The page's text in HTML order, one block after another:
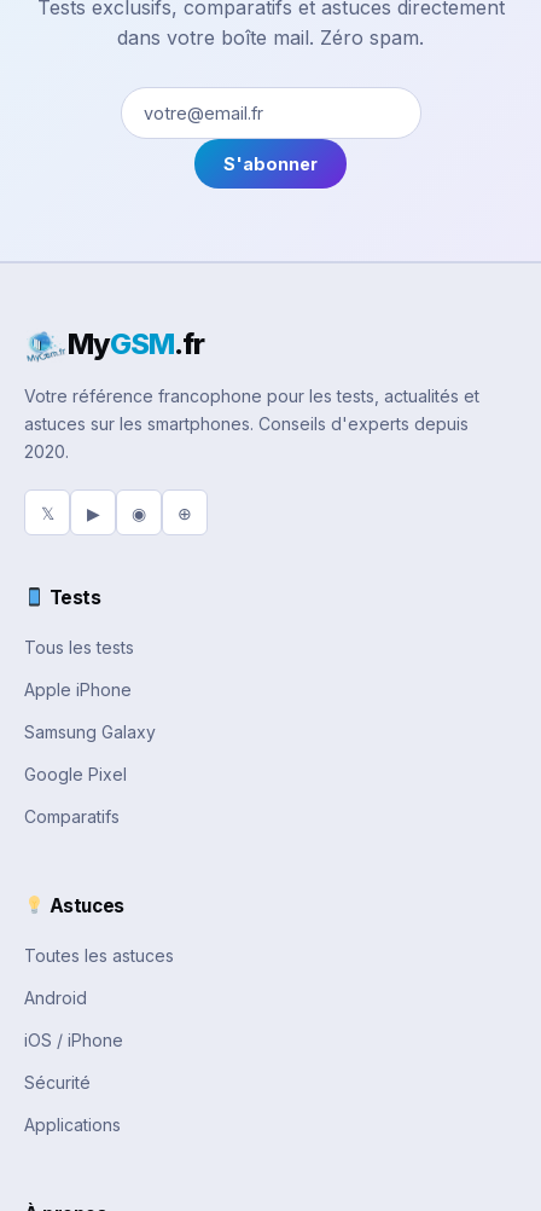
Tests exclusifs, comparatifs et astuces directement
dans votre boîte mail. Zéro spam.
S'abonner
MyGSM.fr
Votre référence francophone pour les tests, actualités et
astuces sur les smartphones. Conseils d'experts depuis
2020.
𝕏 ▶ ◉ ⊕
Tests
Tous les tests
Apple iPhone
Samsung Galaxy
Google Pixel
Comparatifs
Astuces
Toutes les astuces
Android
iOS / iPhone
Sécurité
Applications